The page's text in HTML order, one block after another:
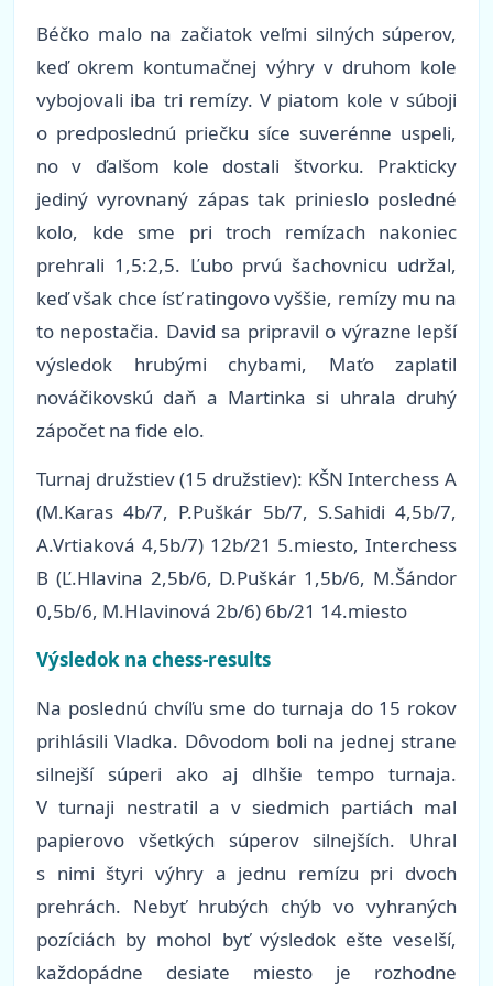
Béčko malo na začiatok veľmi silných súperov,
keď okrem kontumačnej výhry v druhom kole
vybojovali iba tri remízy. V piatom kole v súboji
o predposlednú priečku síce suverénne uspeli,
no v ďalšom kole dostali štvorku. Prakticky
jediný vyrovnaný zápas tak prinieslo posledné
kolo, kde sme pri troch remízach nakoniec
prehrali 1,5:2,5. Ľubo prvú šachovnicu udržal,
keď však chce ísť ratingovo vyššie, remízy mu na
to nepostačia. David sa pripravil o výrazne lepší
výsledok hrubými chybami, Maťo zaplatil
nováčikovskú daň a Martinka si uhrala druhý
zápočet na fide elo.
Turnaj družstiev (15 družstiev): KŠN Interchess A
(M.Karas 4b/7, P.Puškár 5b/7, S.Sahidi 4,5b/7,
A.Vrtiaková 4,5b/7) 12b/21 5.miesto, Interchess
B (Ľ.Hlavina 2,5b/6, D.Puškár 1,5b/6, M.Šándor
0,5b/6, M.Hlavinová 2b/6) 6b/21 14.miesto
Výsledok na chess-results
Na poslednú chvíľu sme do turnaja do 15 rokov
prihlásili Vladka. Dôvodom boli na jednej strane
silnejší súperi ako aj dlhšie tempo turnaja.
V turnaji nestratil a v siedmich partiách mal
papierovo všetkých súperov silnejších. Uhral
s nimi štyri výhry a jednu remízu pri dvoch
prehrách. Nebyť hrubých chýb vo vyhraných
pozíciách by mohol byť výsledok ešte veselší,
každopádne desiate miesto je rozhodne